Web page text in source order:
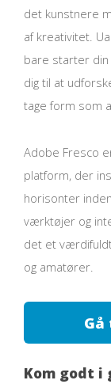
det kunstnere
af kreativitet.
bare starter
dig til at
tage form som
Adobe Fresco
platform, der
horisonter
værktøjer og
det et
og amatører.
Kom godt i